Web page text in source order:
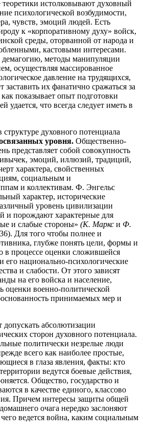
истолковывают духовный
психологической возбудимости,
чувств, эмоций людей. Есть
к «корпоративному духу» войск,
среды, оторванной от народа и
кастовыми интересами.
методы манипуляции
осуществляя массированное
давление на трудящихся,
заставить их фанатично сражаться за
показывает опыт подготовки
удается, что всегда следует иметь в
духовного потенциала
уровня. Общественно-
представляет собой совокупность
эмоций, иллюзий, традиций,
характера, свойственных
социальным и
и коллективам. Ф. Энгельс
характер, исторические
уровень цивилизации
и порождают характерные для
и слабые стороны» (К. Маркс и Ф.
Для того чтобы полнее и
глубже понять цели, формы и
в процессе оценки сложившейся
его национально-психологические
и слабости. От этого зависят
на его войска и население,
оценки военно-политической
принимаемых мер и
допускать абсолютизации
сторон духовного потенциала.
политически незрелые люди
всего как наиболее простые,
в глаза явления, факты: кто
ведутся боевые действия,
Общество, государство и
в качестве единого, классово
Причем интересы защиты общей
очага нередко заслоняют
ведется война, каким социальным